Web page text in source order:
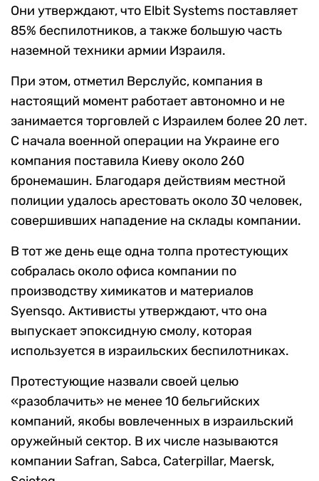
Они утверждают, что Elbit Systems поставляет
85% беспилотников, а также большую часть
наземной техники армии Израиля.
При этом, отметил Верслуйс, компания в
настоящий момент работает автономно и не
занимается торговлей с Израилем более 20 лет.
С начала военной операции на Украине его
компания поставила Киеву около 260
бронемашин. Благодаря действиям местной
полиции удалось арестовать около 30 человек,
совершивших нападение на склады компании.
В тот же день еще одна толпа протестующих
собралась около офиса компании по
производству химикатов и материалов
Syensqo. Активисты утверждают, что она
выпускает эпоксидную смолу, которая
используется в израильских беспилотниках.
Протестующие назвали своей целью
«разоблачить» не менее 10 бельгийских
компаний, якобы вовлеченных в израильский
оружейный сектор. В их числе называются
компании Safran, Sabca, Caterpillar, Maersk,